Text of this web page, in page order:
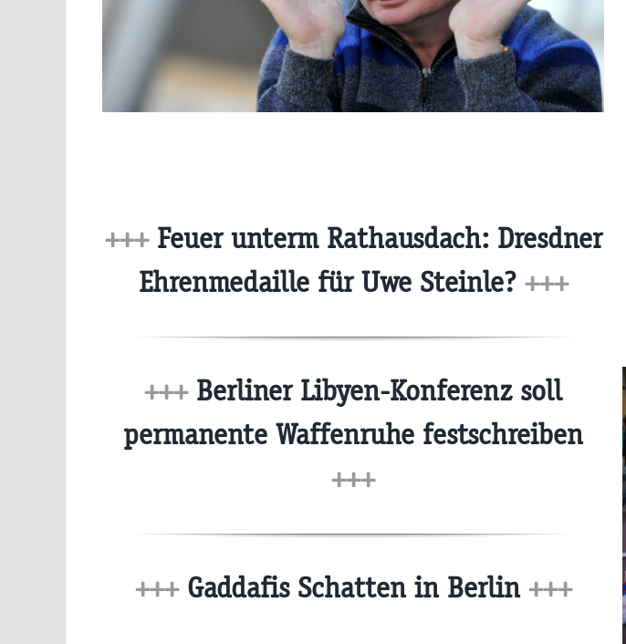
+++Feuer unterm Rathausdach: Dresdner
Ehrenmedaille für Uwe Steinle? +++
+++Berliner Libyen-Konferenz soll
permanente Waffenruhe festschreiben
+++
+++Gaddafis Schatten in Berlin +++